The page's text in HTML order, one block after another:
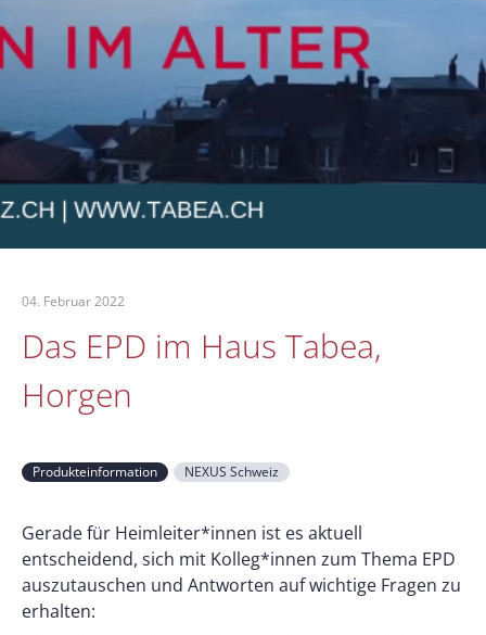
04. Februar 2022
Das EPD im Haus Tabea,
Horgen
Produkteinformation NEXUS Schweiz
Gerade für Heimleiter*innen ist es aktuell
entscheidend, sich mit Kolleg*innen zum Thema EPD
auszutauschen und Antworten auf wichtige Fragen zu
erhalten: